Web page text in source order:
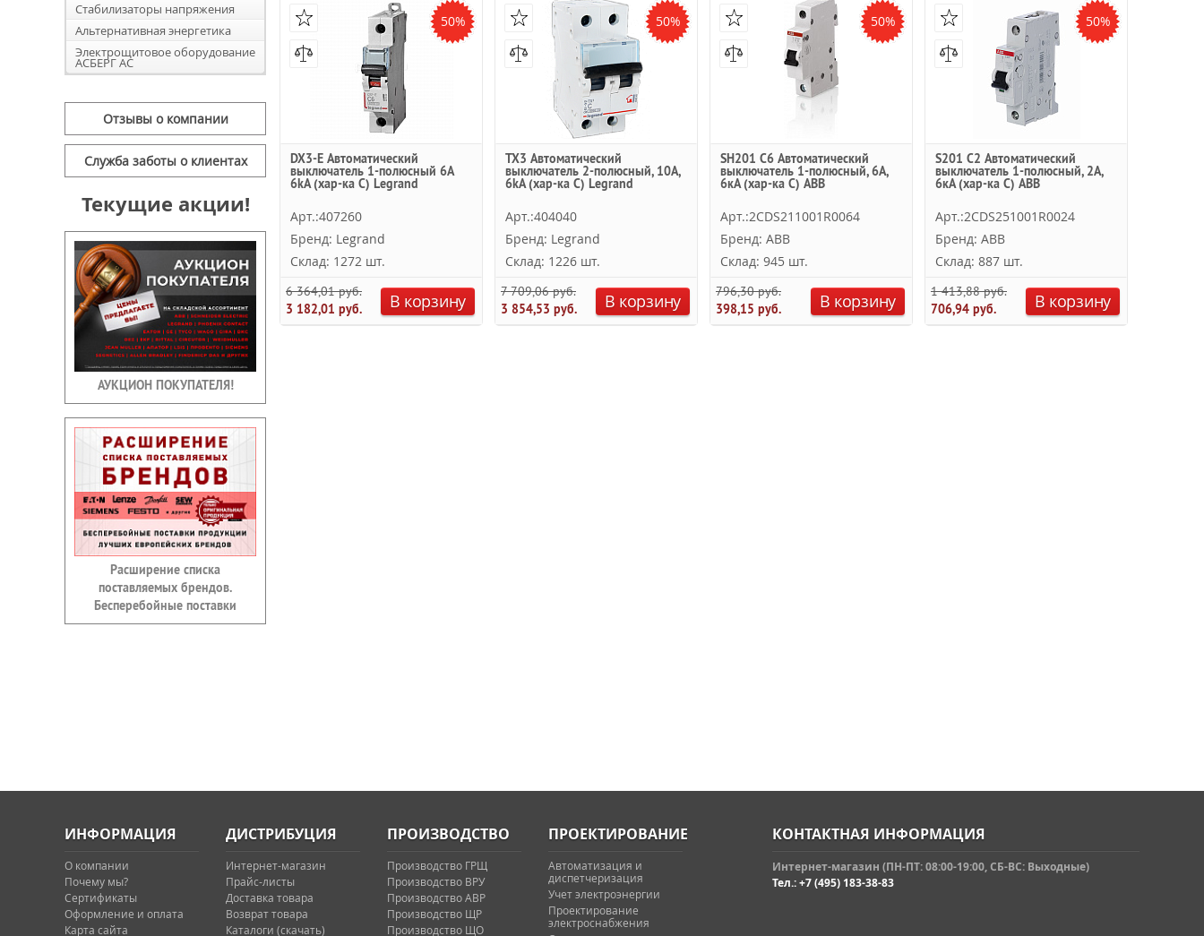
Стабилизаторы напряжения
Альтернативная энергетика
Электрощитовое оборудование
АСБЕРГ АС
Отзывы о компании
Служба заботы о клиентах
Текущие акции!
АУКЦИОН ПОКУПАТЕЛЯ!
Расширение списка
поставляемых брендов.
Бесперебойные поставки
50%
DX3-E Автоматический
выключатель 1-полюсный 6A
6kA (хар-ка C) Legrand
Арт.:407260
Бренд: Legrand
Склад: 1272 шт.
6 364,01 руб.
3 182,01 руб.
В корзину
50%
TX3 Автоматический
выключатель 2-полюсный, 10А,
6kА (хар-ка C) Legrand
Арт.:404040
Бренд: Legrand
Склад: 1226 шт.
7 709,06 руб.
3 854,53 руб.
В корзину
50%
SH201 C6 Автоматический
выключатель 1-полюсный, 6А,
6кА (хар-ка C) ABB
Арт.:2CDS211001R0064
Бренд: ABB
Склад: 945 шт.
796,30 руб.
398,15 руб.
В корзину
50%
S201 C2 Автоматический
выключатель 1-полюсный, 2А,
6кА (хар-ка C) ABB
Арт.:2CDS251001R0024
Бренд: ABB
Склад: 887 шт.
1 413,88 руб.
706,94 руб.
В корзину
ИНФОРМАЦИЯ
О компании
Почему мы?
Сертификаты
Оформление и оплата
Карта сайта
ДИСТРИБУЦИЯ
Интернет-магазин
Прайс-листы
Доставка товара
Возврат товара
Каталоги (скачать)
ПРОИЗВОДСТВО
Производство ГРЩ
Производство ВРУ
Производство АВР
Производство ЩР
Производство ЩО
ПРОЕКТИРОВАНИЕ
Автоматизация и
диспетчеризация
Учет электроэнергии
Проектирование
электроснабжения
КОНТАКТНАЯ ИНФОРМАЦИЯ
Интернет-магазин (ПН-ПТ: 08:00-19:00, СБ-ВС: Выходные)
Тел.: +7 (495) 183-38-83